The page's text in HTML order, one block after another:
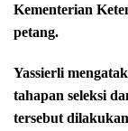
Kementerian
petang.
Yassierli
tahapan seleksi
tersebut